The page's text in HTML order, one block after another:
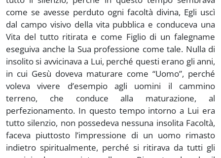
come se avesse perduto ogni facoltà divina, Egli uscì
dal campo visivo della vita pubblica e conduceva una
Vita del tutto ritirata e come Figlio di un falegname
eseguiva anche la Sua professione come tale. Nulla di
insolito si avvicinava a Lui, perché questi erano gli anni,
in cui Gesù doveva maturare come “Uomo”, perché
voleva vivere d’esempio agli uomini il cammino
terreno, che conduce alla maturazione, al
perfezionamento. In questo tempo intorno a Lui era
tutto silenzio, non possedeva nessuna insolita Facoltà,
faceva piuttosto l’impressione di un uomo rimasto
indietro spiritualmente, perché si ritirava da tutti gli